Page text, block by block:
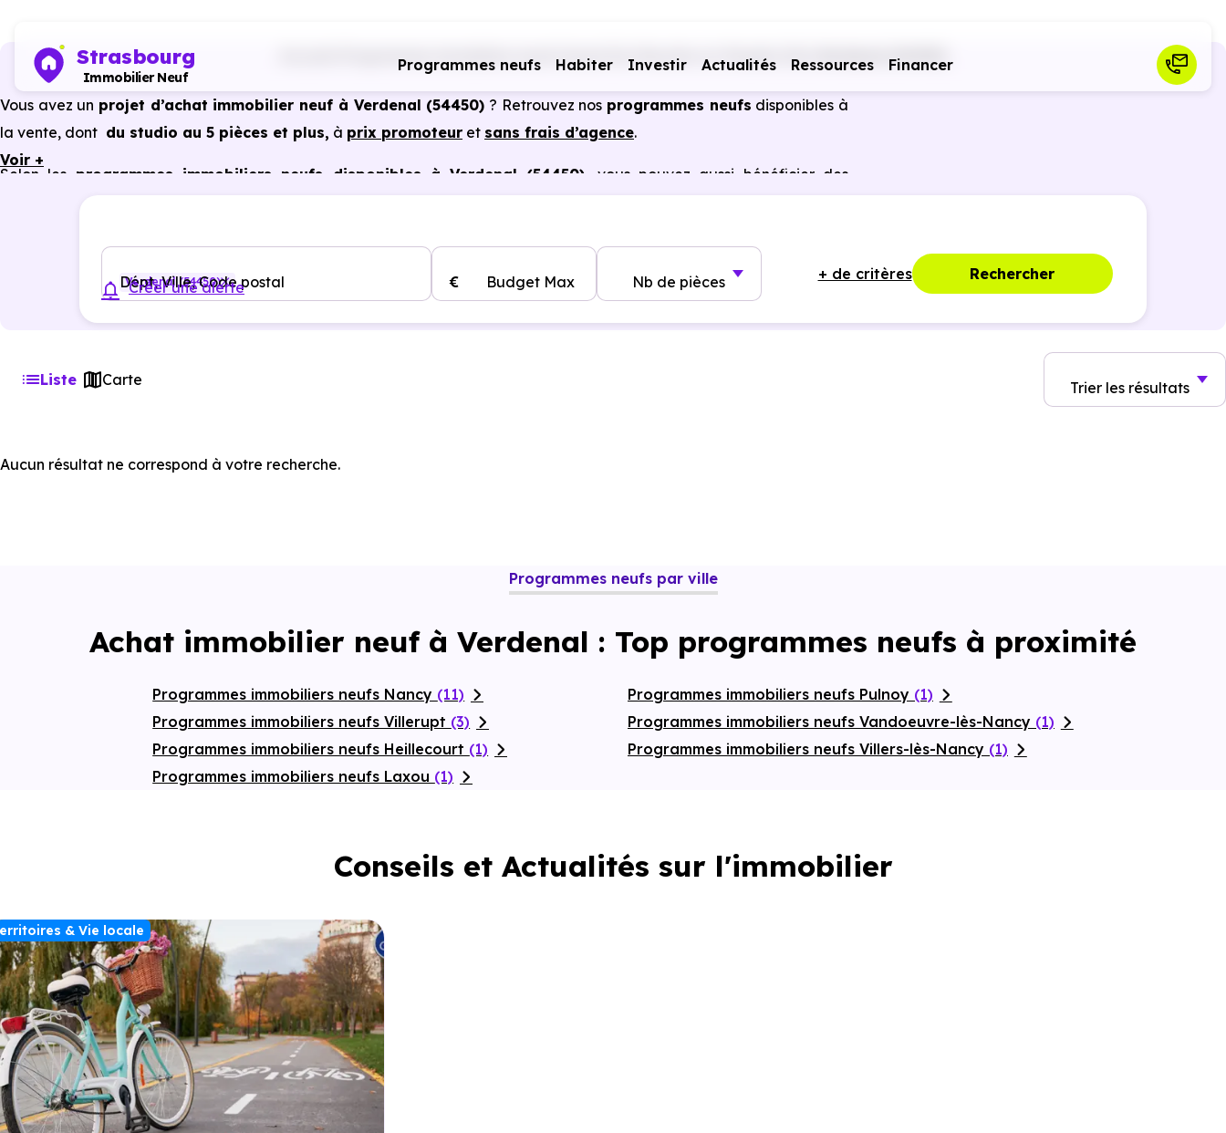
Strasbourg
Immobilier Neuf
Programmes neufs Habiter Investir Actualités Ressources Financer
Programmes immobiliers neufs Grand Est Meurthe-et-Moselle (54) Verdenal (54450)
Vous avez un projet d’achat immobilier neuf à Verdenal (54450) ? Retrouvez nos programmes neufs disponibles à
la vente, dont du studio au 5 pièces et plus, à prix promoteur et sans frais d’agence.
Selon les programmes immobiliers neufs disponibles à Verdenal (54450) , vous pouvez aussi bénéficier des
Voir +
Dépt, Ville, Code postal
Verdenal (54450) Budget Max
€ Nb de pièces + de critères Rechercher
Créer une alerte
Liste Carte Trier les résultats
Aucun résultat ne correspond à votre recherche.
Programmes neufs par ville
Achat immobilier neuf à Verdenal : Top programmes neufs à proximité
Programmes immobiliers neufs Nancy (11)
Programmes immobiliers neufs Villerupt (3)
Programmes immobiliers neufs Heillecourt (1)
Programmes immobiliers neufs Laxou (1)
Programmes immobiliers neufs Pulnoy (1)
Programmes immobiliers neufs Vandoeuvre-lès-Nancy (1)
Programmes immobiliers neufs Villers-lès-Nancy (1)
Conseils et Actualités sur l'immobilier
& Vie locale